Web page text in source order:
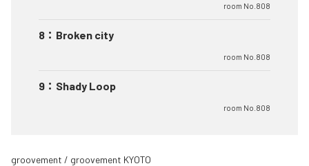
room No.808
8 ： Broken city
room No.808
9 ： Shady Loop
room No.808
groovement / groovement KYOTO